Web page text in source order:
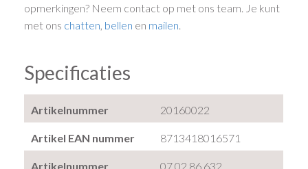
opmerkingen? Neem contact op met ons team. Je kunt
met ons chatten bellen en mailen
Specificaties
Artikelnummer 20160022
Artikel EAN nummer 8713418016571
Artikelnummer
07.02.86.632